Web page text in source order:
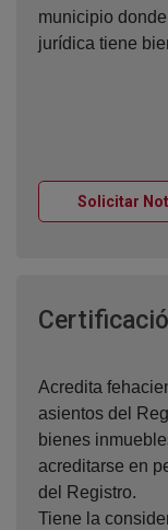
municipio
jurídica tiene
Solicitar
Acredita
asientos del
bienes
acreditarse en
del Registro.
Tiene la